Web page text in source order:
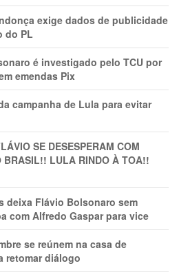
exige dados de publicidade
do PL
é investigado pelo TCU por
emendas Pix
campanha de Lula para evitar
SE DESESPERAM COM
BRASIL!! LULA RINDO À TOA!!
deixa Flávio Bolsonaro sem
com Alfredo Gaspar para vice
se reúnem na casa de
retomar diálogo